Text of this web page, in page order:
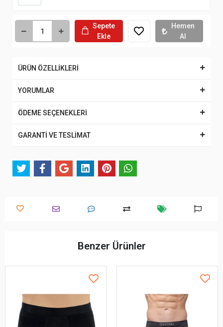
Sepete
Ekle
Hemen
Al
ÜRÜN ÖZELLİKLERİ
YORUMLAR
ÖDEME SEÇENEKLERİ
GARANTİ VE TESLİMAT
Benzer Ürünler